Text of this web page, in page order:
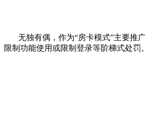
无独有偶，作为“房卡模式”主要推
限制功能使用或限制登录等阶梯式处罚。